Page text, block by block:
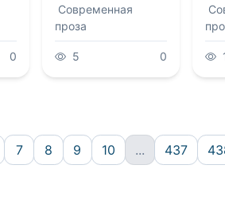
0
Современная
проза
5 0
7 8 9 10 ... 437